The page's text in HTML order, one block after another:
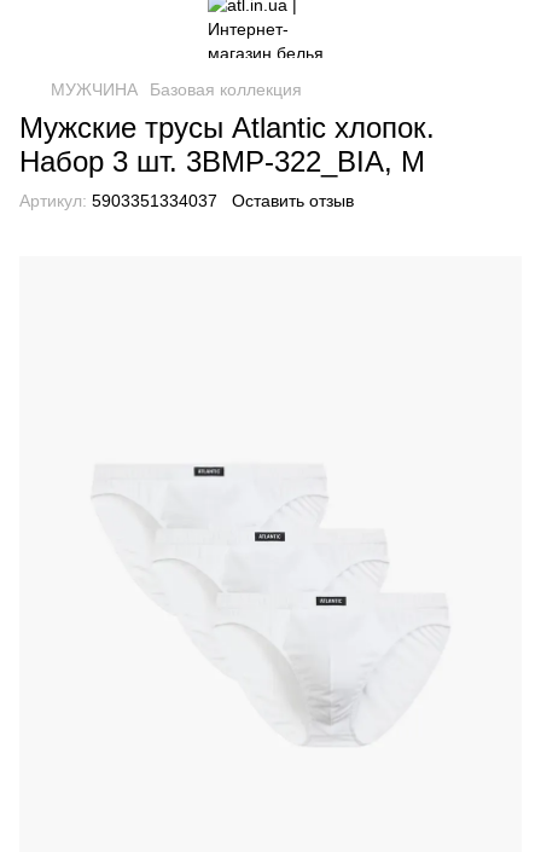
МУЖЧИНА Базовая коллекция
Мужские трусы Atlantic хлопок.
Набор 3 шт. 3BMP-322_BIA, M
Артикул: 5903351334037 Оставить отзыв